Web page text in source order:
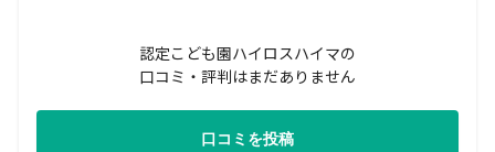
認定こども園ハイロスハイマの
口コミ・評判はまだありません
口コミを投稿